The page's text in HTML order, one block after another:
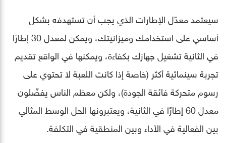
سيعتمد معدّل الإطارات الذي يجب أن تستهدفه بشكل
أساسي على استخدامك وميزانيتك، ويمكن لمعدل 30 إطارًا
في الثانية تشغيل جهازك بكفاءة، ويمكنها في الواقع تقديم
تجربة سينمائية أكثر (خاصة إذا كانت اللعبة لا تحتوي على
رسوم متحركة فائقة الجودة)، ولكن معظم الناس يفضّلون
معدل 60 إطارًا في الثانية، ويعتبرونها الحل الوسط المثالي
بين الفعالية في الأداء وبين المنطقية في التكلفة.